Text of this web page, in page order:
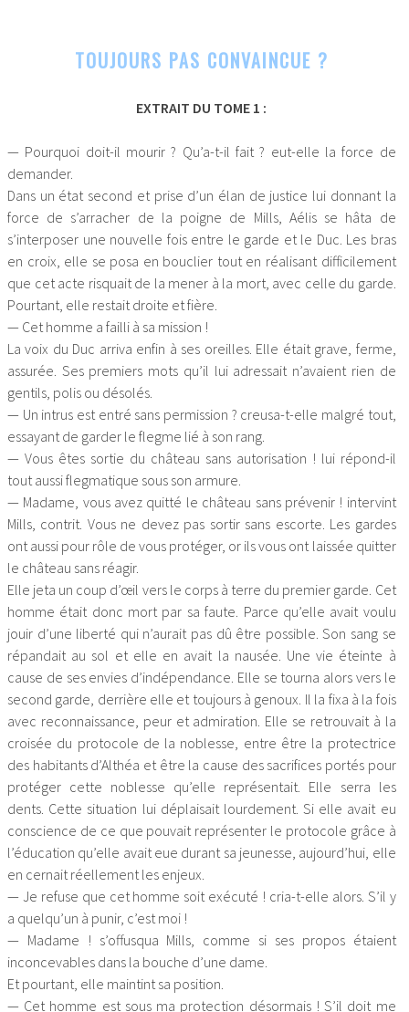
TOUJOURS PAS CONVAINCUE ?
EXTRAIT DU TOME 1 :
— Pourquoi doit-il mourir ? Qu’a-t-il fait ? eut-elle la force de
demander.
Dans un état second et prise d’un élan de justice lui donnant la
force de s’arracher de la poigne de Mills, Aélis se hâta de
s’interposer une nouvelle fois entre le garde et le Duc. Les bras
en croix, elle se posa en bouclier tout en réalisant difficilement
que cet acte risquait de la mener à la mort, avec celle du garde.
Pourtant, elle restait droite et fière.
— Cet homme a failli à sa mission !
La voix du Duc arriva enfin à ses oreilles. Elle était grave, ferme,
assurée. Ses premiers mots qu’il lui adressait n’avaient rien de
gentils, polis ou désolés.
— Un intrus est entré sans permission ? creusa-t-elle malgré tout,
essayant de garder le flegme lié à son rang.
— Vous êtes sortie du château sans autorisation ! lui répond-il
tout aussi flegmatique sous son armure.
— Madame, vous avez quitté le château sans prévenir ! intervint
Mills, contrit. Vous ne devez pas sortir sans escorte. Les gardes
ont aussi pour rôle de vous protéger, or ils vous ont laissée quitter
le château sans réagir.
Elle jeta un coup d’œil vers le corps à terre du premier garde. Cet
homme était donc mort par sa faute. Parce qu’elle avait voulu
jouir d’une liberté qui n’aurait pas dû être possible. Son sang se
répandait au sol et elle en avait la nausée. Une vie éteinte à
cause de ses envies d’indépendance. Elle se tourna alors vers le
second garde, derrière elle et toujours à genoux. Il la fixa à la fois
avec reconnaissance, peur et admiration. Elle se retrouvait à la
croisée du protocole de la noblesse, entre être la protectrice
des habitants d’Althéa et être la cause des sacrifices portés pour
protéger cette noblesse qu’elle représentait. Elle serra les
dents. Cette situation lui déplaisait lourdement. Si elle avait eu
conscience de ce que pouvait représenter le protocole grâce à
l’éducation qu’elle avait eue durant sa jeunesse, aujourd’hui, elle
en cernait réellement les enjeux.
— Je refuse que cet homme soit exécuté ! cria-t-elle alors. S’il y
a quelqu’un à punir, c’est moi !
— Madame ! s’offusqua Mills, comme si ses propos étaient
inconcevables dans la bouche d’une dame.
Et pourtant, elle maintint sa position.
— Cet homme est sous ma protection désormais ! S’il doit me